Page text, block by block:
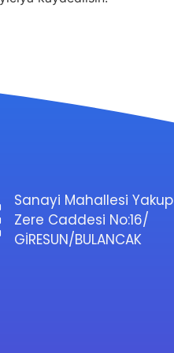
Sanayi Mahallesi Yakup
Zere Caddesi No:16/
GİRESUN/BULANCAK